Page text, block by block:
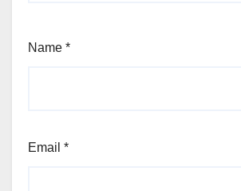
Name *
Email *